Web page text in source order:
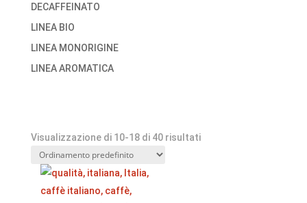
DECAFFEINATO
LINEA BIO
LINEA MONORIGINE
LINEA AROMATICA
Visualizzazione di 10-18 di 40 risultati